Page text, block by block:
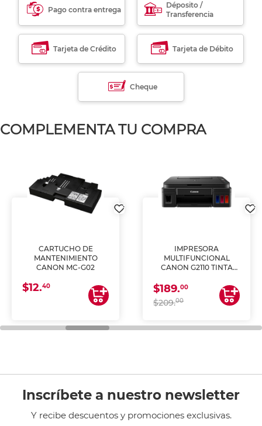
Pago contra entrega
Déposito /
Transferencia
Tarjeta de Crédito Tarjeta de Débito
Cheque
COMPLEMENTA TU COMPRA
CARTUCHO DE
MANTENIMIENTO
CANON MC-G02
$12.40
IMPRESORA
MULTIFUNCIONAL
CANON G2110 TINTA
$189.00
$209.00
Inscríbete a nuestro newsletter
Y recibe descuentos y promociones exclusivas.